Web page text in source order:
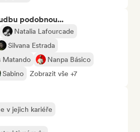
podobnou...
Natalia Lafourcade
Silvana Estrada
Matando
Nanpa Básico
Sabino Zobrazit vše +7
v jejich kariéře